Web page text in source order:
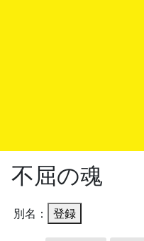
不屈の魂
別名： 登録